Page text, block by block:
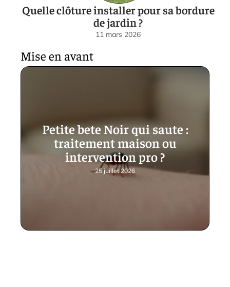
Quelle clôture installer pour sa bordure
de jardin ?
11 mars 2026
Mise en avant
Petite bete Noir qui saute :
traitement maison ou
intervention pro ?
25 juillet 2026